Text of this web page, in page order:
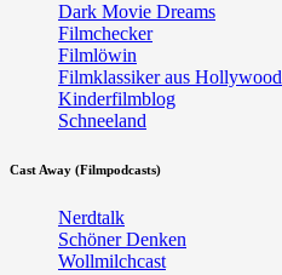
Dark Movie Dreams
Filmchecker
Filmlöwin
Filmklassiker aus Hollywood
Kinderfilmblog
Schneeland
Cast Away (Filmpodcasts)
Nerdtalk
Schöner Denken
Wollmilchcast